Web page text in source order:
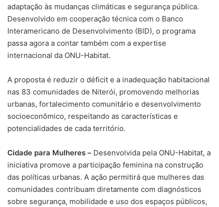
adaptação às mudanças climáticas e segurança pública.
Desenvolvido em cooperação técnica com o Banco
Interamericano de Desenvolvimento (BID), o programa
passa agora a contar também com a expertise
internacional da ONU-Habitat.
A proposta é reduzir o déficit e a inadequação habitacional
nas 83 comunidades de Niterói, promovendo melhorias
urbanas, fortalecimento comunitário e desenvolvimento
socioeconômico, respeitando as características e
potencialidades de cada território.
Cidade para Mulheres – Desenvolvida pela ONU-Habitat, a
iniciativa promove a participação feminina na construção
das políticas urbanas. A ação permitirá que mulheres das
comunidades contribuam diretamente com diagnósticos
sobre segurança, mobilidade e uso dos espaços públicos,